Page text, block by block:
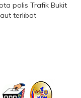
polis Trafik Bukit
terlibat